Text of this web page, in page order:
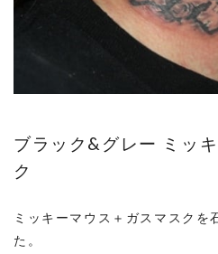
ブラック&グレー ミッ
ク
ミッキーマウス＋ガスマスクを
た。